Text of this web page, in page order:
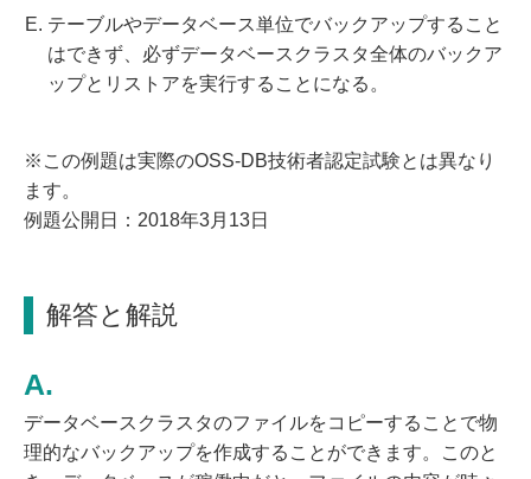
テーブルやデータベース単位でバックアップすること
はできず、必ずデータベースクラスタ全体のバックア
ップとリストアを実行することになる。
※この例題は実際のOSS-DB技術者認定試験とは異なり
ます。
例題公開日：2018年3月13日
解答と解説
データベースクラスタのファイルをコピーすることで物
理的なバックアップを作成することができます。このと